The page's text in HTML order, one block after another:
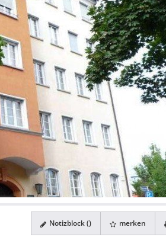
Notizblock () merken